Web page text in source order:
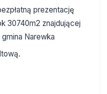
prezentację
30740m2 znajdującej
Narewka